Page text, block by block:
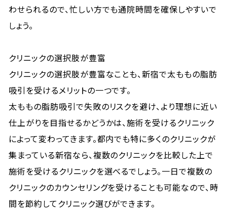
わせられるので、忙しい方でも通院時間を確保しやすいで
しょう。
クリニックの選択肢が豊富
クリニックの選択肢が豊富なことも、新宿で太ももの脂肪
吸引を受けるメリットの一つです。
太ももの脂肪吸引で失敗のリスクを避け、より理想に近い
仕上がりを目指せるかどうかは、施術を受けるクリニック
によって変わってきます。都内でも特に多くのクリニックが
集まっている新宿なら、複数のクリニックを比較した上で
施術を受けるクリニックを選べるでしょう。一日で複数の
クリニックのカウンセリングを受けることも可能なので、時
間を節約してクリニック選びができます。